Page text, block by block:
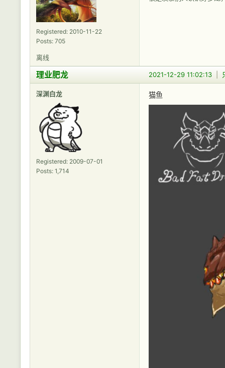
Registered: 2010-11-22
Posts: 705
离线
2021-12-29 11:02:13
理业肥龙
深渊白龙
Registered: 2009-07-01
Posts: 1,714
猫鱼